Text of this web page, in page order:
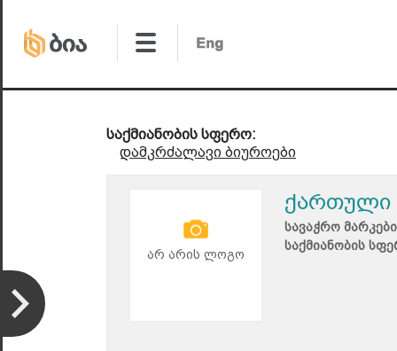
საქმიანობის სფერო:
დამკრძალავი ბიუროები
არ არის ლოგო
ქართული
სავაჭრო
საქმიანობის